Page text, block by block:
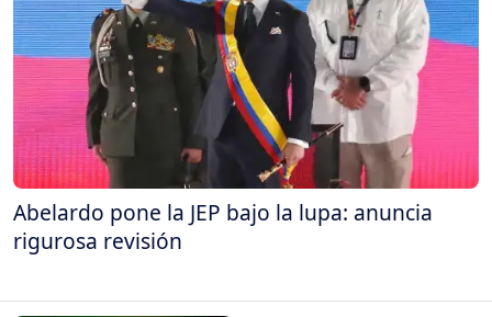
Abelardo pone la JEP bajo la lupa: anuncia
rigurosa revisión